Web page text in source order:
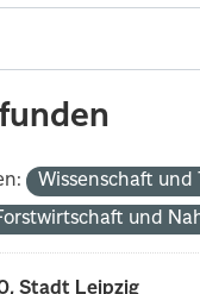
Wissenschaft
und
Stadt Leipzig